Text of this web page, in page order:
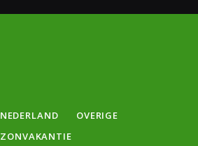
NEDERLAND
OVERIGE
ZONVAKANTIE